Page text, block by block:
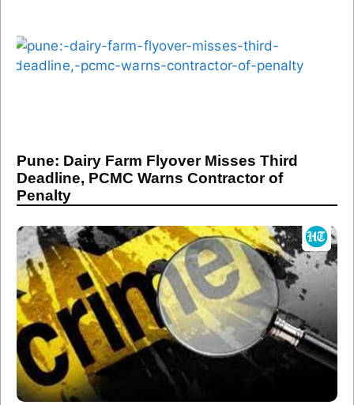
Pune: Dairy Farm Flyover Misses Third
Deadline, PCMC Warns Contractor of
Penalty